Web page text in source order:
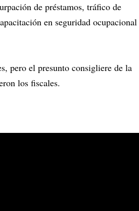
de préstamos, tráfico de
en seguridad ocupacional
pero el presunto consigliere de la
los fiscales.